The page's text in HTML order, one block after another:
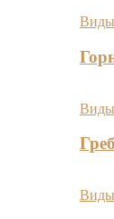
Виды
Виды
Виды